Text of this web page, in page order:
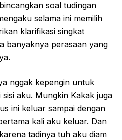
soal tudingan
selama ini memilih
klarifikasi singkat
banyaknya perasaan yang
nggak kepengin untuk
aku. Mungkin Kakak juga
ini keluar sampai dengan
kali aku keluar. Dan
tadinya tuh aku diam